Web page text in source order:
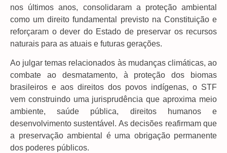
nos últimos anos, consolidaram a proteção ambiental
como um direito fundamental previsto na Constituição e
reforçaram o dever do Estado de preservar os recursos
naturais para as atuais e futuras gerações.
Ao julgar temas relacionados às mudanças climáticas, ao
combate ao desmatamento, à proteção dos biomas
brasileiros e aos direitos dos povos indígenas, o STF
vem construindo uma jurisprudência que aproxima meio
ambiente, saúde pública, direitos humanos e
desenvolvimento sustentável. As decisões reafirmam que
a preservação ambiental é uma obrigação permanente
dos poderes públicos.